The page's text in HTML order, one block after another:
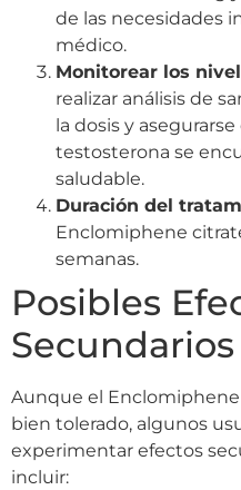
de las necesidades
médico.
Monitorear los
realizar análisis de
la dosis y
testosterona se
saludable.
Duración del
Enclomiphene
semanas.
Posibles
Secundarios
Aunque el
bien tolerado, algunos
experimentar efectos
incluir: